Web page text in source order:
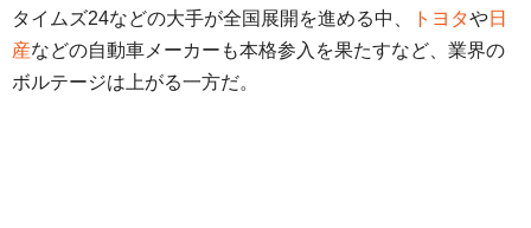
タイムズ24などの大手が全国展開を進める中、
トヨタや日
産などの自動車メーカーも本格参入を果たすなど、業界の
ボルテージは上がる一方だ。